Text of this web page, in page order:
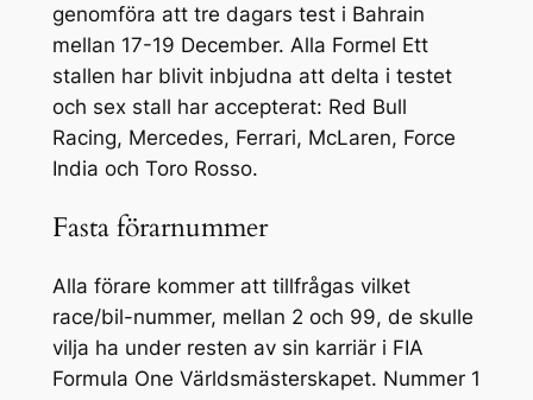
genomföra att tre dagars test i Bahrain
mellan 17-19 December. Alla Formel Ett
stallen har blivit inbjudna att delta i testet
och sex stall har accepterat: Red Bull
Racing, Mercedes, Ferrari, McLaren, Force
India och Toro Rosso.
Fasta förarnummer
Alla förare kommer att tillfrågas vilket
race/bil-nummer, mellan 2 och 99, de skulle
vilja ha under resten av sin karriär i FIA
Formula One Världsmästerskapet. Nummer 1